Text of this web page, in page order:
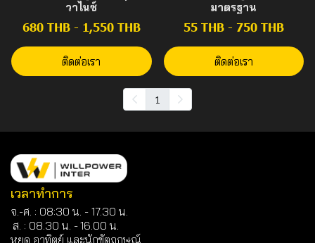
วาไนซ์
680 THB- 1,550 THB
ติดต่อเรา
มาตรฐาน
55 THB- 750 THB
ติดต่อเรา
1
เวลาทำการ
จ.-ศ. : 08:30 น. - 17.30 น.
ส. : 08.30 น. -16.00 น.
หยุด อาทิตย์ และนักขัตฤกษณ์